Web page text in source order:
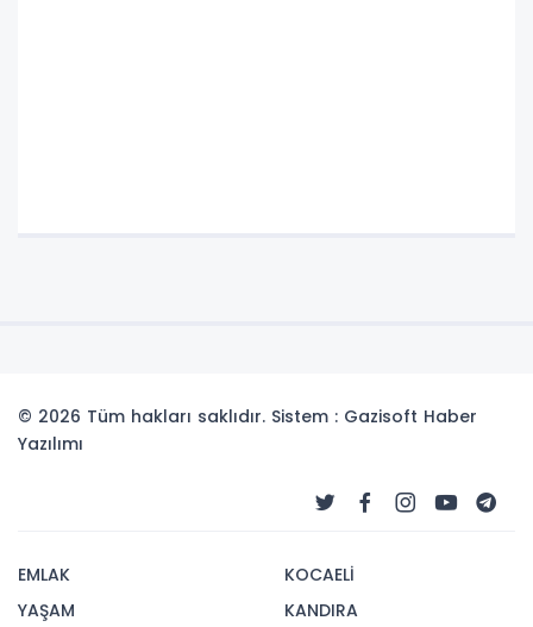
© 2026 Tüm hakları saklıdır. Sistem : Gazisoft Haber
Yazılımı
EMLAK
YAŞAM
KOCAELİ
KANDIRA